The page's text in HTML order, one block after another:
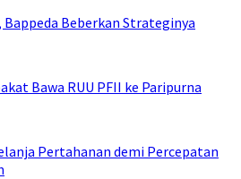
Bappeda Beberkan Strateginya
Bawa RUU PFII ke Paripurna
Pertahanan demi Percepatan